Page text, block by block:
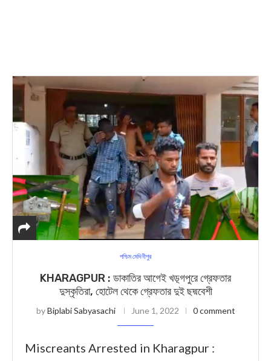
পশ্চিম মেদিনীপুর
KHARAGPUR : ডাকাতির আগেই খড়্গপুরে গ্রেফতার
দুস্কৃতিরা, হোটেল থেকে গ্রেফতার দুই ছদ্মবেশী
byBiplabi Sabyasachi June 1, 2022 0 comment
Miscreants Arrested in Kharagpur :